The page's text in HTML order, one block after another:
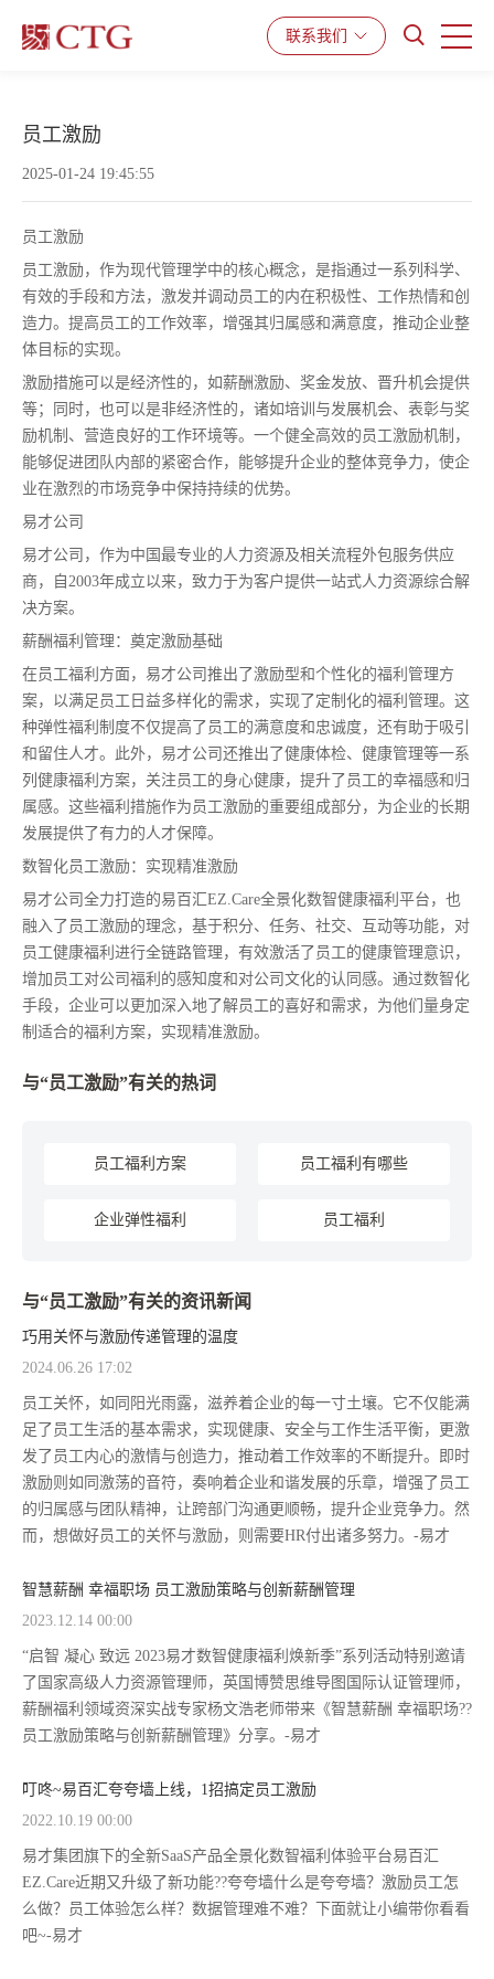
解决方案 资源中心
联系我们
员工激励
2025-01-24 19:45:55
员工激励
员工激励，作为现代管理学中的核心概念，是指通过一系列科学、
有效的手段和方法，激发并调动员工的内在积极性、工作热情和创
造力。提高员工的工作效率，增强其归属感和满意度，推动企业整
体目标的实现。
激励措施可以是经济性的，如薪酬激励、奖金发放、晋升机会提供
等；同时，也可以是非经济性的，诸如培训与发展机会、表彰与奖
励机制、营造良好的工作环境等。一个健全高效的员工激励机制，
能够促进团队内部的紧密合作，能够提升企业的整体竞争力，使企
业在激烈的市场竞争中保持持续的优势。
易才公司
易才公司，作为中国最专业的人力资源及相关流程外包服务供应
商，自2003年成立以来，致力于为客户提供一站式人力资源综合解
决方案。
薪酬福利管理：奠定激励基础
在员工福利方面，易才公司推出了激励型和个性化的福利管理方
案，以满足员工日益多样化的需求，实现了定制化的福利管理。这
种弹性福利制度不仅提高了员工的满意度和忠诚度，还有助于吸引
和留住人才。此外，易才公司还推出了健康体检、健康管理等一系
列健康福利方案，关注员工的身心健康，提升了员工的幸福感和归
属感。这些福利措施作为员工激励的重要组成部分，为企业的长期
发展提供了有力的人才保障。
数智化员工激励：实现精准激励
易才公司全力打造的易百汇EZ.Care全景化数智健康福利平台，也
融入了员工激励的理念，基于积分、任务、社交、互动等功能，对
员工健康福利进行全链路管理，有效激活了员工的健康管理意识，
增加员工对公司福利的感知度和对公司文化的认同感。通过数智化
手段，企业可以更加深入地了解员工的喜好和需求，为他们量身定
制适合的福利方案，实现精准激励。
与“员工激励”有关的热词
员工福利方案 员工福利有哪些
企业弹性福利 员工福利
与“员工激励”有关的资讯新闻
巧用关怀与激励传递管理的温度
2024.06.26 17:02
员工关怀，如同阳光雨露，滋养着企业的每一寸土壤。它不仅能满
足了员工生活的基本需求，实现健康、安全与工作生活平衡，更激
发了员工内心的激情与创造力，推动着工作效率的不断提升。即时
激励则如同激荡的音符，奏响着企业和谐发展的乐章，增强了员工
的归属感与团队精神，让跨部门沟通更顺畅，提升企业竞争力。然
而，想做好员工的关怀与激励，则需要HR付出诸多努力。-易才
智慧薪酬 幸福职场 员工激励策略与创新薪酬管理
2023.12.14 00:00
“启智 凝心 致远 2023易才数智健康福利焕新季”系列活动特别邀请
了国家高级人力资源管理师，英国博赞思维导图国际认证管理师，
薪酬福利领域资深实战专家杨文浩老师带来《智慧薪酬 幸福职场??
员工激励策略与创新薪酬管理》分享。-易才
叮咚~易百汇夸夸墙上线，1招搞定员工激励
2022.10.19 00:00
易才集团旗下的全新SaaS产品全景化数智福利体验平台易百汇
EZ.Care近期又升级了新功能??夸夸墙什么是夸夸墙？激励员工怎
么做？员工体验怎么样？数据管理难不难？下面就让小编带你看看
吧~-易才